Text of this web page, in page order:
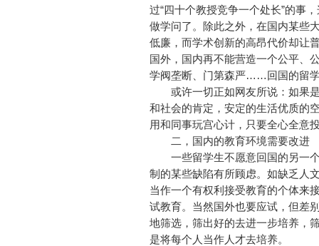
过“四十个教授竞争一个处长”的事
做学问了。除此之外，在国内某些
低廉，而学术创新的高昂代价却让
国外，国内再不能营造一个公平、
学阀垄断、门第森严……回国的留
或许一切正如网友所说：如果是
和社会的肯定，安定的生活优质的
用和同事玩宫心计，只要全心全意
二，国内的教育环境需要改进
一些留学生不愿意回国的另一个
制的某些缺陷有所顾虑。如缺乏人
当作一个有权利接受教育的个体来
试教育。当然国外也要应试，但差
地筛选，筛出好的去进一步培养，
是将每个人当作人才去培养。